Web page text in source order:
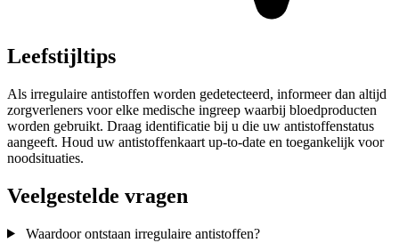
Leefstijltips
Als irregulaire antistoffen worden gedetecteerd, informeer dan altijd
zorgverleners voor elke medische ingreep waarbij bloedproducten
worden gebruikt. Draag identificatie bij u die uw antistoffenstatus
aangeeft. Houd uw antistoffenkaart up-to-date en toegankelijk voor
noodsituaties.
Veelgestelde vragen
Waardoor ontstaan irregulaire antistoffen?